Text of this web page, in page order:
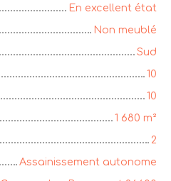
En excellent état
Non meublé
Sud
10
10
1 680 m²
2
Assainissement autonome